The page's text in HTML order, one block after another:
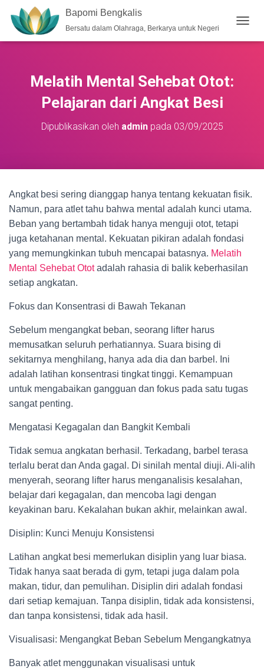
Bapomi Bengkalis
Bersatu dalam Olahraga, Berkarya untuk Negeri
O
Melatih Mental Sehebat Otot:
Pelajaran dari Angkat Besi
Dipublikasikan oleh adminpada 03/09/2025
Angkat besi sering dianggap hanya tentang kekuatan fisik.
Namun, para atlet tahu bahwa mental adalah kunci utama.
Beban yang bertambah tidak hanya menguji otot, tetapi
juga ketahanan mental. Kekuatan pikiran adalah fondasi
yang memungkinkan tubuh mencapai batasnya. Melatih
Mental Sehebat Ototadalah rahasia di balik keberhasilan
setiap angkatan.
Fokus dan Konsentrasi di Bawah Tekanan
Sebelum mengangkat beban, seorang lifter harus
memusatkan seluruh perhatiannya. Suara bising di
sekitarnya menghilang, hanya ada dia dan barbel. Ini
adalah latihan konsentrasi tingkat tinggi. Kemampuan
untuk mengabaikan gangguan dan fokus pada satu tugas
sangat penting.
Mengatasi Kegagalan dan Bangkit Kembali
Tidak semua angkatan berhasil. Terkadang, barbel terasa
terlalu berat dan Anda gagal. Di sinilah mental diuji. Ali-alih
menyerah, seorang lifter harus menganalisis kesalahan,
belajar dari kegagalan, dan mencoba lagi dengan
keyakinan baru. Kekalahan bukan akhir, melainkan awal.
Disiplin: Kunci Menuju Konsistensi
Latihan angkat besi memerlukan disiplin yang luar biasa.
Tidak hanya saat berada di gym, tetapi juga dalam pola
makan, tidur, dan pemulihan. Disiplin diri adalah fondasi
dari setiap kemajuan. Tanpa disiplin, tidak ada konsistensi,
dan tanpa konsistensi, tidak ada hasil.
Visualisasi: Mengangkat Beban Sebelum Mengangkatnya
Banyak atlet menggunakan visualisasi untuk